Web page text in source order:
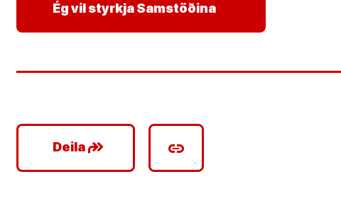
Ég vil styrkja Samstöðina
Deilagoogle_plus_reshare link